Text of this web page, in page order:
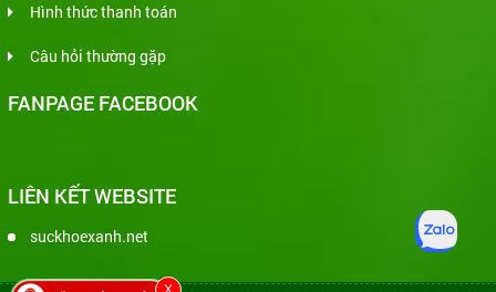
Hình thức thanh toán
Câu hỏi thường gặp
FANPAGE FACEBOOK
LIÊN KẾT WEBSITE
suckhoexanh.net